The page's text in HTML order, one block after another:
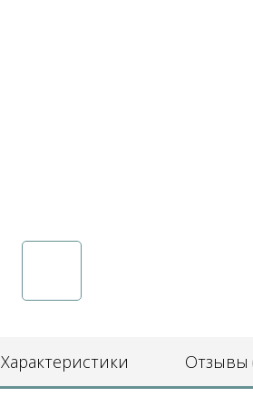
Характеристики Отзывы